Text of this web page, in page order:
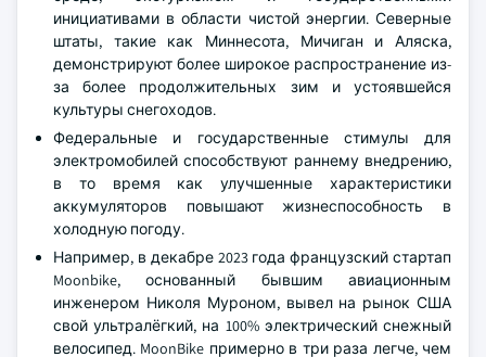
инициативами в области чистой энергии. Северные
штаты, такие как Миннесота, Мичиган и Аляска,
демонстрируют более широкое распространение из-
за более продолжительных зим и устоявшейся
культуры снегоходов.
Федеральные и государственные стимулы для
электромобилей способствуют раннему внедрению,
в то время как улучшенные характеристики
аккумуляторов повышают жизнеспособность в
холодную погоду.
Например, в декабре 2023 года французский стартап
Moonbike, основанный бывшим авиационным
инженером Николя Муроном, вывел на рынок США
свой ультралёгкий, на 100% электрический снежный
велосипед. MoonBike примерно в три раза легче, чем